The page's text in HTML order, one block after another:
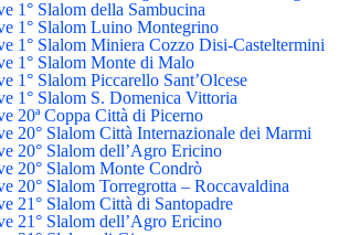
1° Slalom della Sambucina
1° Slalom Luino Montegrino
1° Slalom Miniera Cozzo Disi-Casteltermini
1° Slalom Monte di Malo
1° Slalom Piccarello Sant’Olcese
1° Slalom S. Domenica Vittoria
20ª Coppa Città di Picerno
20° Slalom Città Internazionale dei Marmi
20° Slalom dell’Agro Ericino
20° Slalom Monte Condrò
20° Slalom Torregrotta – Roccavaldina
21° Slalom Città di Santopadre
21° Slalom dell’Agro Ericino